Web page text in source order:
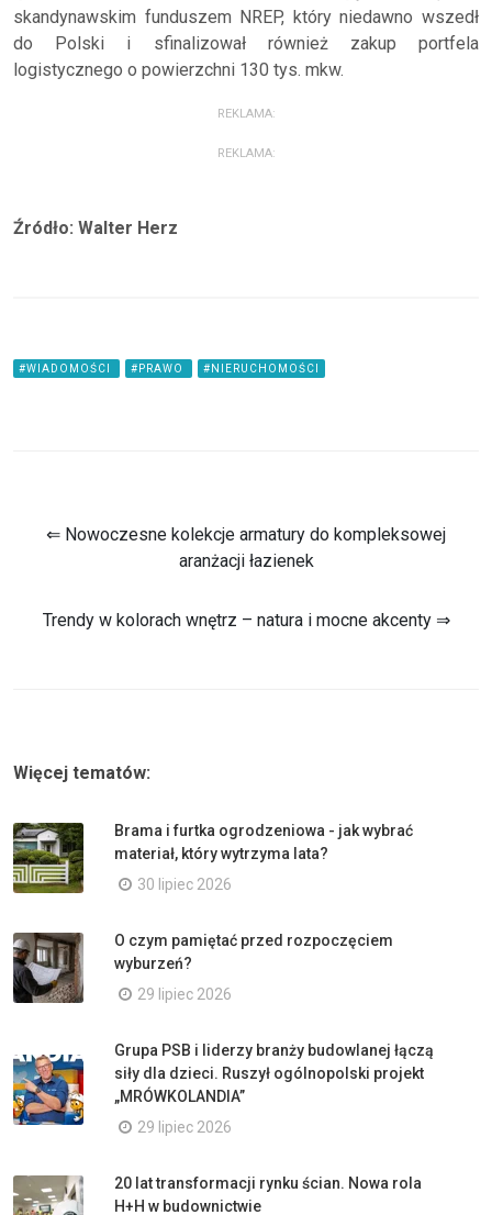
skandynawskim funduszem NREP, który niedawno wszedł
do Polski i sfinalizował również zakup portfela
logistycznego o powierzchni 130 tys. mkw.
REKLAMA:
REKLAMA:
Źródło: Walter Herz
#WIADOMOŚCI #PRAWO #NIERUCHOMOŚCI
⇐ Nowoczesne kolekcje armatury do kompleksowej
aranżacji łazienek
Trendy w kolorach wnętrz – natura i mocne akcenty ⇒
Więcej tematów:
Brama i furtka ogrodzeniowa - jak wybrać
materiał, który wytrzyma lata?
30 lipiec 2026
O czym pamiętać przed rozpoczęciem
wyburzeń?
29 lipiec 2026
Grupa PSB i liderzy branży budowlanej łączą
siły dla dzieci. Ruszył ogólnopolski projekt
„MRÓWKOLANDIA”
29 lipiec 2026
20 lat transformacji rynku ścian. Nowa rola
H+H w budownictwie